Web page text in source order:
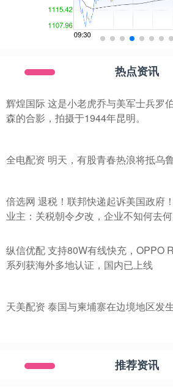
热点资讯
辉煌国际 这是小老虎乔与美军士兵罗
森的合影，拍摄于1944年昆明。
全电配资 明天，有股青春热浪将抵乌
倍选网 退税！联邦快递起诉美国政府
业主：关税朝令夕改，企业不知何去
纵信优配 支持80W有线快充，OPPO
系列获海外多地认证，国内已上线
天美配资 泰国与柬埔寨在边境地区发
推荐资讯